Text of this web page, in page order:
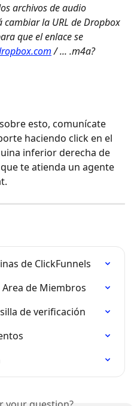
archivos de audio
la URL de Dropbox
que el enlace se
/ ... .m4a?
esto, comunícate
haciendo click en el
inferior derecha de
te atienda un agente
de ClickFunnels
de Miembros
de verificación